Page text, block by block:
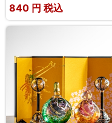
840 円 税込